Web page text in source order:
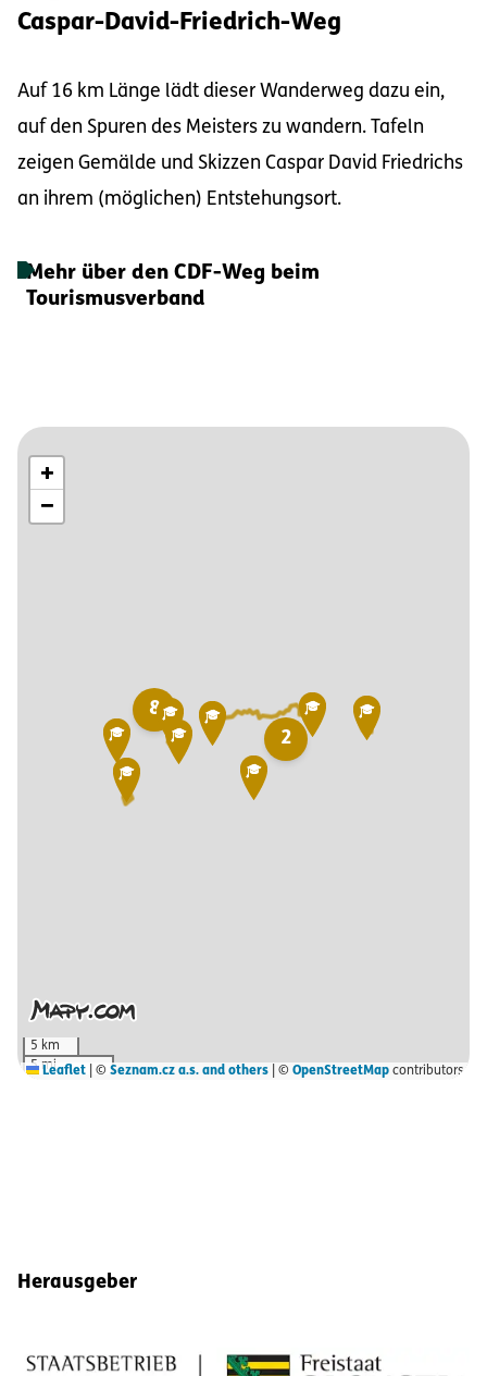
Caspar-David-Friedrich-Weg
Auf 16 km Länge lädt dieser Wanderweg dazu ein,
auf den Spuren des Meisters zu wandern. Tafeln
zeigen Gemälde und Skizzen Caspar David Friedrichs
an ihrem (möglichen) Entstehungsort.
Mehr über den CDF-Weg beim
Tourismusverband
2
8
+
−
5 km
5 miLeaflet © Seznam.cz a.s. and others | © OpenStreetMap contributors
Herausgeber